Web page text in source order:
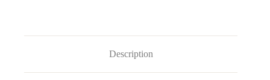
Description